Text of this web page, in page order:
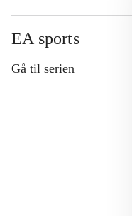
EA sports
Gå til serien